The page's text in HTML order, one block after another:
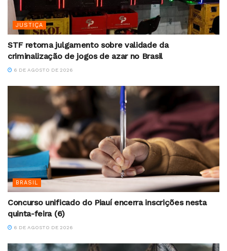
JUSTIÇA
STF retoma julgamento sobre validade da
criminalização de jogos de azar no Brasil
6 DE AGOSTO DE 2026
BRASIL
Concurso unificado do Piauí encerra inscrições nesta
quinta-feira (6)
6 DE AGOSTO DE 2026